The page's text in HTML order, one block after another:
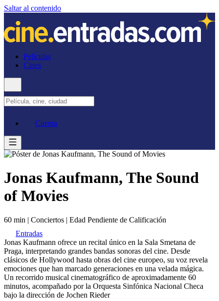
Saltar al contenido
Películas
Cines
Cuenta
Jonas Kaufmann, The Sound
of Movies
60 min | Conciertos | Edad Pendiente de Calificación
Entradas
Jonas Kaufmann ofrece un recital único en la Sala Smetana de
Praga, interpretando grandes bandas sonoras del cine. Desde
clásicos de Hollywood hasta obras del cine europeo, su voz revela
emociones que han marcado generaciones en una velada mágica.
Un recorrido musical cinematográfico de aproximadamente 60
minutos, acompañado por la Orquesta Sinfónica Nacional Checa
bajo la dirección de Jochen Rieder